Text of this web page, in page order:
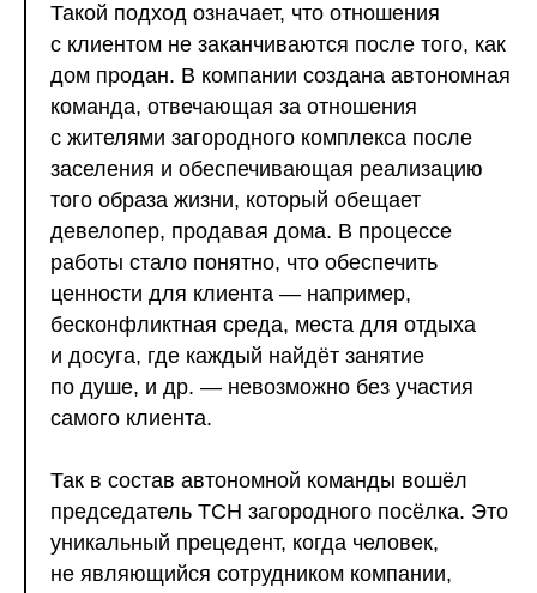
Такой подход означает, что отношения
с клиентом не заканчиваются после того, как
дом продан. В компании создана автономная
команда, отвечающая за отношения
с жителями загородного комплекса после
заселения и обеспечивающая реализацию
того образа жизни, который обещает
девелопер, продавая дома. В процессе
работы стало понятно, что обеспечить
ценности для клиента — например,
бесконфликтная среда, места для отдыха
и досуга, где каждый найдёт занятие
по душе, и др. — невозможно без участия
самого клиента.
Так в состав автономной команды вошёл
председатель ТСН загородного посёлка. Это
уникальный прецедент, когда человек,
не являющийся сотрудником компании,